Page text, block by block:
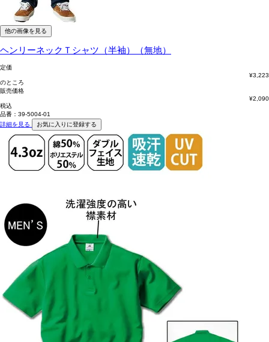
他の画像を見る
ヘンリーネックＴシャツ（半袖）（無地）
定価
¥3,223
のところ
販売価格
¥2,090
税込
品番：39-5004-01
詳細を見る
お気に入りに登録する